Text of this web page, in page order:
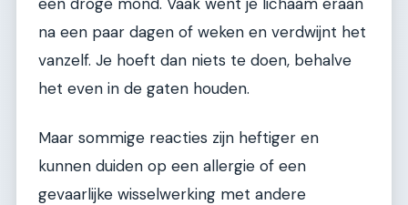
na een paar dagen of weken en verdwijnt het
vanzelf. Je hoeft dan niets te doen, behalve
het even in de gaten houden.
Maar sommige reacties zijn heftiger en
kunnen duiden op een allergie of een
gevaarlijke wisselwerking met andere